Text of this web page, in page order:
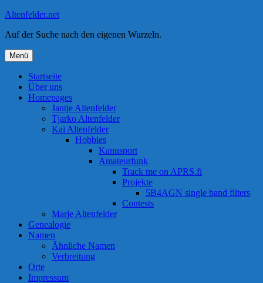
Zum
springen
Altenfelder.net
Auf der Suche nach den eigenen Wurzeln.
Menü
Startseite
Über uns
Homepages
Jantje Altenfelder
Tjarko Altenfelder
Kai Altenfelder
Hobbies
Kanusport
Amateurfunk
Track me on APRS.fi
Projekte
5B4AGN single band filters
Contests
Marje Altenfelder
Genealogie
Namen
Ähnliche Namen
Verbreitung
Orte
Impressum